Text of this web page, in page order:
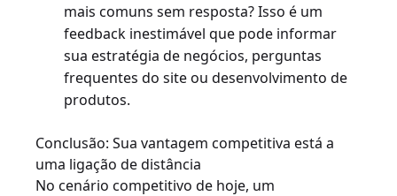
mais comuns sem resposta? Isso é um
feedback inestimável que pode informar
sua estratégia de negócios, perguntas
frequentes do site ou desenvolvimento de
produtos.
Conclusão: Sua vantagem competitiva está a
uma ligação de distância
No cenário competitivo de hoje, um